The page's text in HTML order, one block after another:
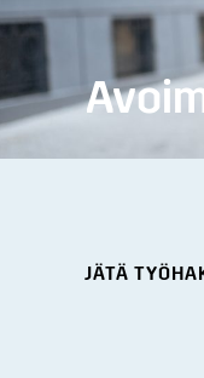
JÄTÄ